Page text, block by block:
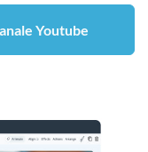
Youtube